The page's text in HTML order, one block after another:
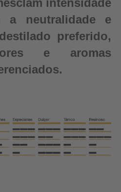
intensidade
a neutralidade e
preferido,
e aromas